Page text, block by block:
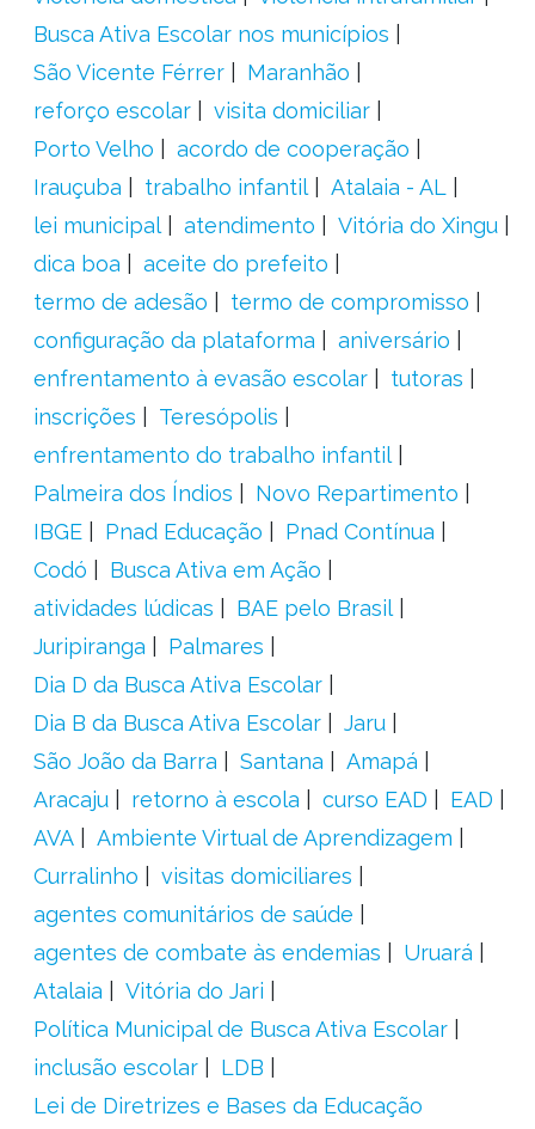
Busca Ativa Escolar nos municípios
São Vicente Férrer
Maranhão
reforço escolar
visita domiciliar
Porto Velho
acordo de cooperação
Irauçuba
trabalho infantil
Atalaia - AL
lei municipal
atendimento
Vitória do Xingu
dica boa
aceite do prefeito
termo de adesão
termo de compromisso
configuração da plataforma
aniversário
enfrentamento à evasão escolar
tutoras
inscrições
Teresópolis
enfrentamento do trabalho infantil
Palmeira dos Índios
Novo Repartimento
IBGE
Pnad Educação
Pnad Contínua
Codó
Busca Ativa em Ação
atividades lúdicas
BAE pelo Brasil
Juripiranga
Palmares
Dia D da Busca Ativa Escolar
Dia B da Busca Ativa Escolar
Jaru
São João da Barra
Santana
Amapá
Aracaju
retorno à escola curso EAD
EAD
AVA
Ambiente Virtual de Aprendizagem
Curralinho
visitas domiciliares
agentes comunitários de saúde
agentes de combate às endemias
Uruará
Atalaia
Vitória do Jari
Política Municipal de Busca Ativa Escolar
inclusão escolar
LDB
Lei de Diretrizes e Bases da Educação